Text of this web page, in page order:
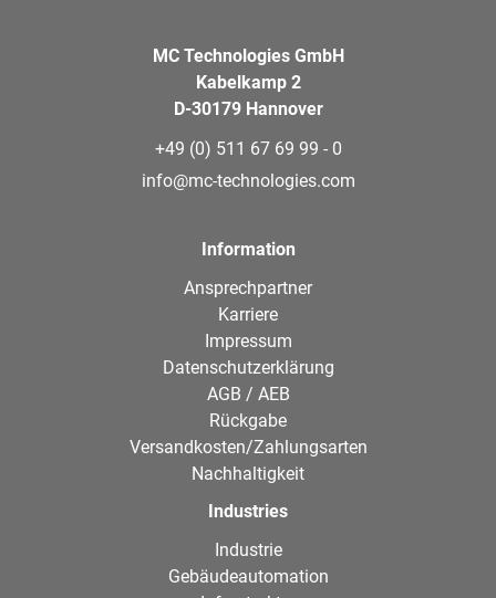
MC Technologies GmbH
Kabelkamp 2
D-30179 Hannover
+49 (0) 511 67 69 99 - 0
info@mc-technologies.com
Information
Ansprechpartner
Karriere
Impressum
Datenschutzerklärung
AGB / AEB
Rückgabe
Versandkosten/Zahlungsarten
Nachhaltigkeit
Industries
Industrie
Gebäudeautomation